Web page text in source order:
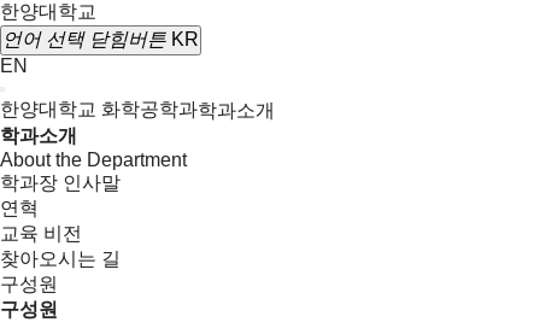
한양대학교
언어 선택 닫힘버튼 KR
EN
한양대학교 화학공학과학과소개
학과소개
About the Department
학과장 인사말
연혁
교육 비전
찾아오시는 길
구성원
구성원